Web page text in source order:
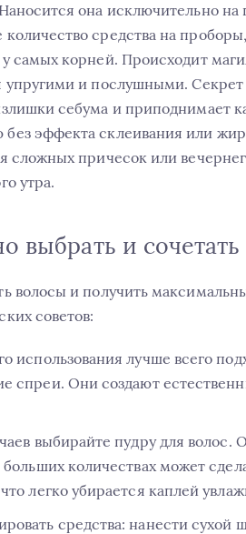
она исключительно на
средства на
самых корней. Происходит
упругими и послушными. Секрет
себума и приподнимает
эффекта склеивания или
сложных причесок или
утра.
выбрать и сочетать
волосы и получить
советов:
использования лучше всего
спреи. Они создают
выбирайте пудру для волос.
количествах может
легко убирается каплей
средства: нанести сухой